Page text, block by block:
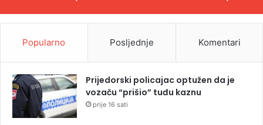
Popularno Posljednje Komentari
Prijedorski policajac optužen da je
vozaču “prišio” tuđu kaznu
prije 16 sati